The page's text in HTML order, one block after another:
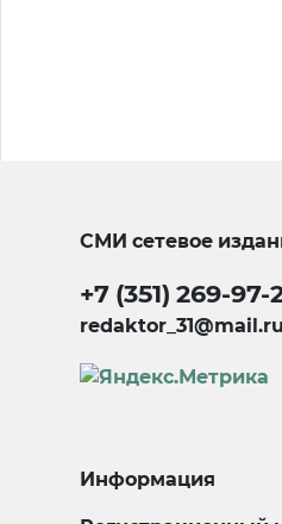
СМИ сетевое
+7 (351) 269-97-
redaktor_31@mail.ru
Информация